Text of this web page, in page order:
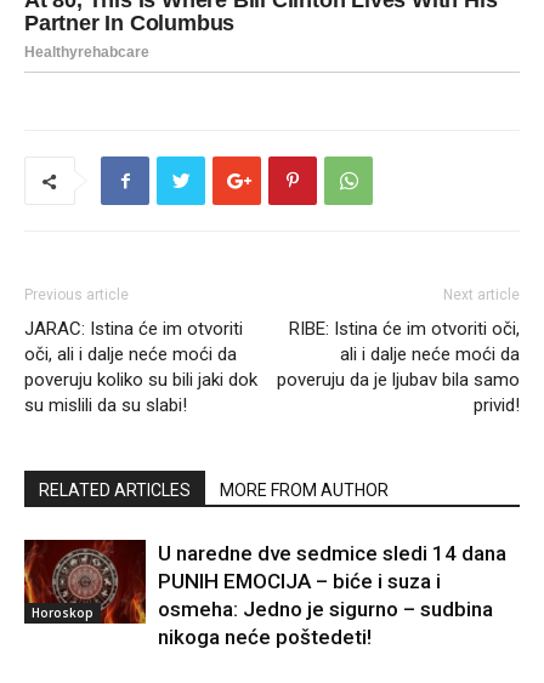
Previous article
JARAC: Istina će im otvoriti
oči, ali i dalje neće moći da
poveruju koliko su bili jaki dok
su mislili da su slabi!
Next article
RIBE: Istina će im otvoriti oči,
ali i dalje neće moći da
poveruju da je ljubav bila samo
privid!
RELATED ARTICLES MORE FROM AUTHOR
Horoskop
U naredne dve sedmice sledi 14 dana
PUNIH EMOCIJA – biće i suza i
osmeha: Jedno je sigurno – sudbina
nikoga neće poštedeti!